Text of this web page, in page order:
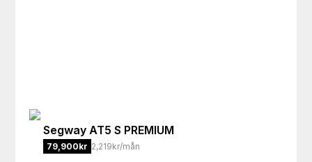
Segway AT5 S PREMIUM
79,900kr 2,219kr/mån